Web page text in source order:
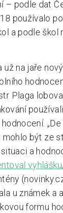
– podle dat
používalo
a podle škol
už na jaře
Plaga
být ze
a
vyhlášku
u známek a
formu